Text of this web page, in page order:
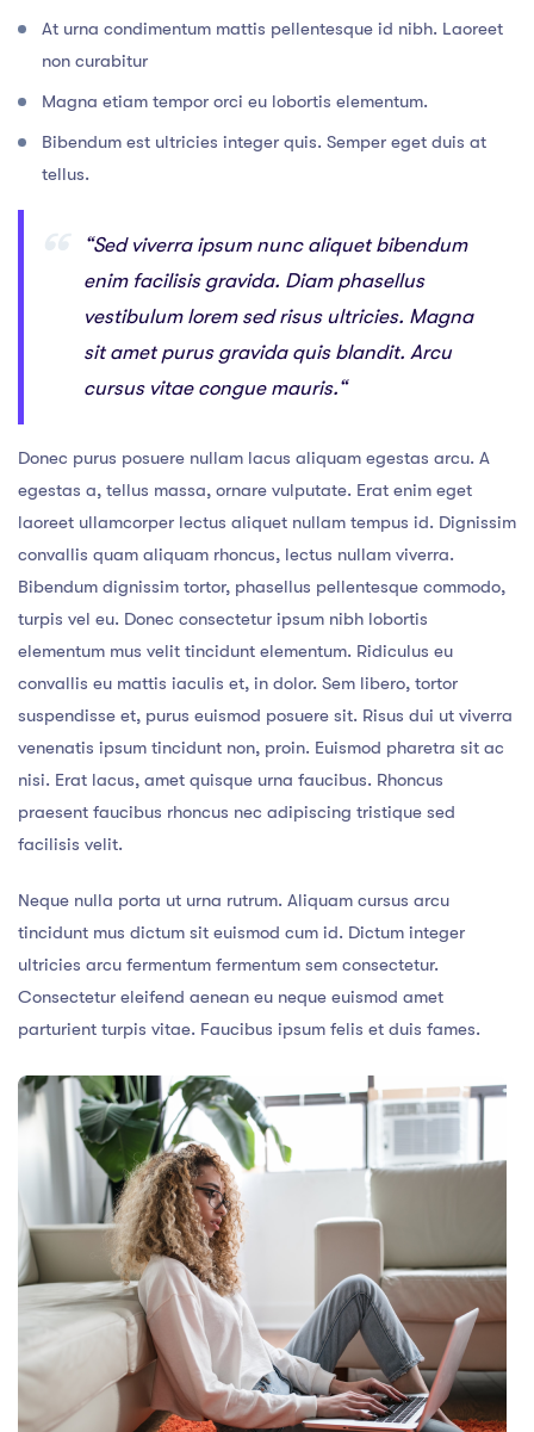
At urna condimentum mattis pellentesque id nibh. Laoreet
non curabitur
Magna etiam tempor orci eu lobortis elementum.
Bibendum est ultricies integer quis. Semper eget duis at
tellus.
“Sed viverra ipsum nunc aliquet bibendum
enim facilisis gravida. Diam phasellus
vestibulum lorem sed risus ultricies. Magna
sit amet purus gravida quis blandit. Arcu
cursus vitae congue mauris.“
Donec purus posuere nullam lacus aliquam egestas arcu. A
egestas a, tellus massa, ornare vulputate. Erat enim eget
laoreet ullamcorper lectus aliquet nullam tempus id. Dignissim
convallis quam aliquam rhoncus, lectus nullam viverra.
Bibendum dignissim tortor, phasellus pellentesque commodo,
turpis vel eu. Donec consectetur ipsum nibh lobortis
elementum mus velit tincidunt elementum. Ridiculus eu
convallis eu mattis iaculis et, in dolor. Sem libero, tortor
suspendisse et, purus euismod posuere sit. Risus dui ut viverra
venenatis ipsum tincidunt non, proin. Euismod pharetra sit ac
nisi. Erat lacus, amet quisque urna faucibus. Rhoncus
praesent faucibus rhoncus nec adipiscing tristique sed
facilisis velit.
Neque nulla porta ut urna rutrum. Aliquam cursus arcu
tincidunt mus dictum sit euismod cum id. Dictum integer
ultricies arcu fermentum fermentum sem consectetur.
Consectetur eleifend aenean eu neque euismod amet
parturient turpis vitae. Faucibus ipsum felis et duis fames.